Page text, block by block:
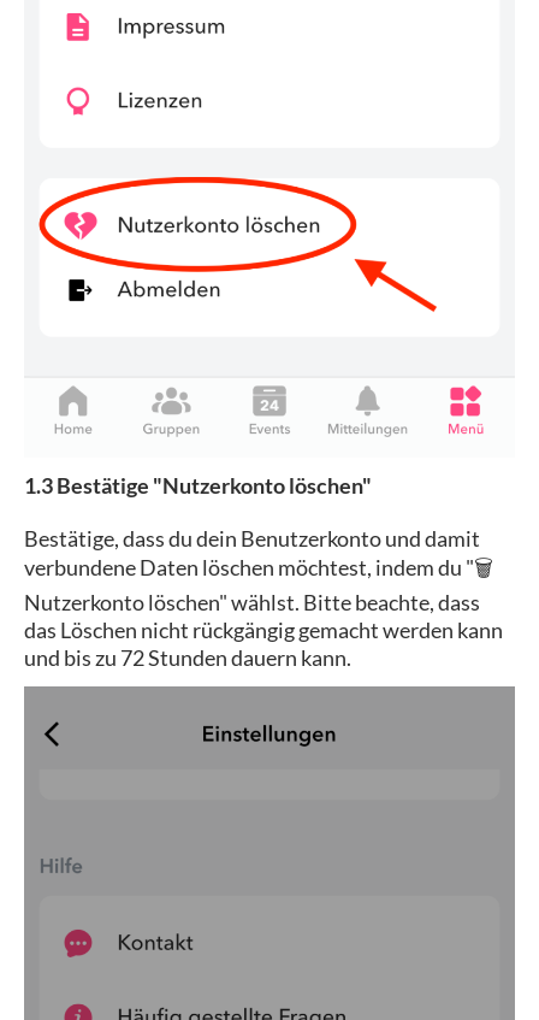
1.3 Bestätige "Nutzerkonto löschen"
Bestätige, dass du dein Benutzerkonto und damit
verbundene Daten löschen möchtest, indem du "🗑️
Nutzerkonto löschen" wählst. Bitte beachte, dass
das Löschen nicht rückgängig gemacht werden kann
und bis zu 72 Stunden dauern kann.